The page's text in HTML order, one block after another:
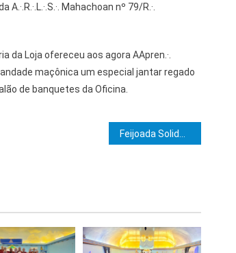
Mahachoan nº 79/R.·.
da Loja ofereceu aos agora AApren.·.
maçônica um especial jantar regado
de banquetes da Oficina.